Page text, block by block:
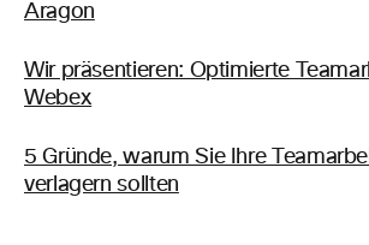
Aragon
Wir präsentieren: Optimierte
Webex
5 Gründe, warum Sie Ihre
verlagern sollten